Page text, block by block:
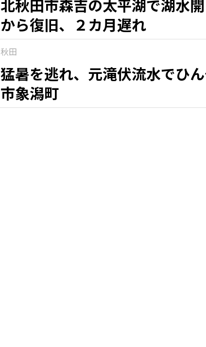
北秋田市森吉の太平湖で湖水
から復旧、２カ月遅れ
秋田
猛暑を逃れ、元滝伏流水でひ
市象潟町